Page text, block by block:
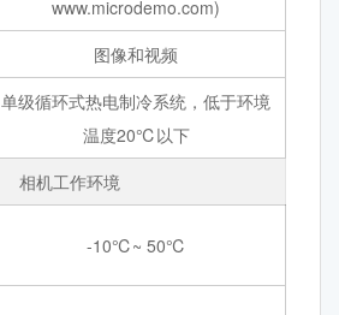
www.microdemo.com)
图像和视频
单级循环式热电制冷系统，低于环境
温度20℃以下
相机工作环境
-10℃~ 50℃